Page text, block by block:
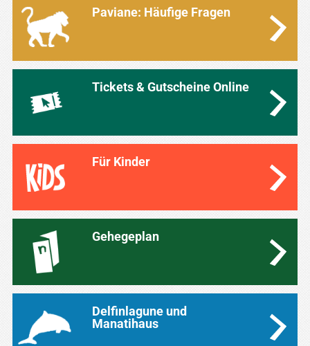
Paviane: Häufige Fragen
Tickets & Gutscheine Online
Für Kinder
Gehegeplan
Delfinlagune und
Manatihaus